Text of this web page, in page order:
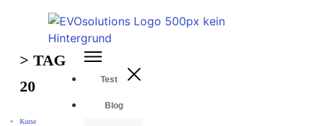
Test
Blog
> TAG
20
Kurse